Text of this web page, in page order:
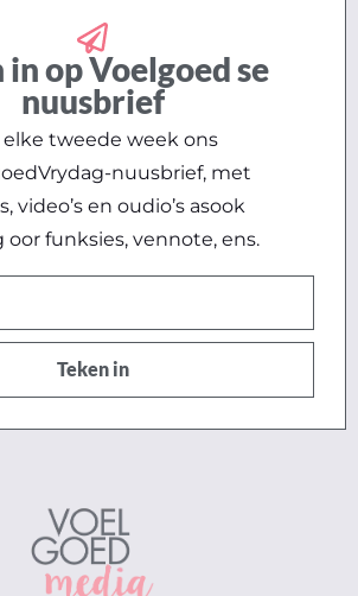
in op Voelgoed se
nuusbrief
elke tweede week ons
nuusbrief, met
video’s en oudio’s asook
funksies, vennote, ens.
Teken in